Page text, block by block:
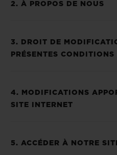
2. À PROPOS DE NOUS
3. DROIT DE
PRÉSENTES
4. MODIFICATIONS
SITE INTERNET
5. ACCÉDER À NOTRE